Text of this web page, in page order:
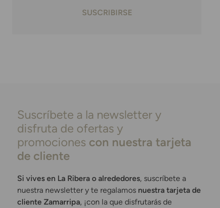
SUSCRIBIRSE
Suscríbete a la newsletter y
disfruta de ofertas y
promociones con nuestra tarjeta
de cliente
Si vives en La Ribera o alrededores, suscríbete a
nuestra newsletter y te regalamos nuestra tarjeta de
cliente Zamarripa, ¡con la que disfrutarás de